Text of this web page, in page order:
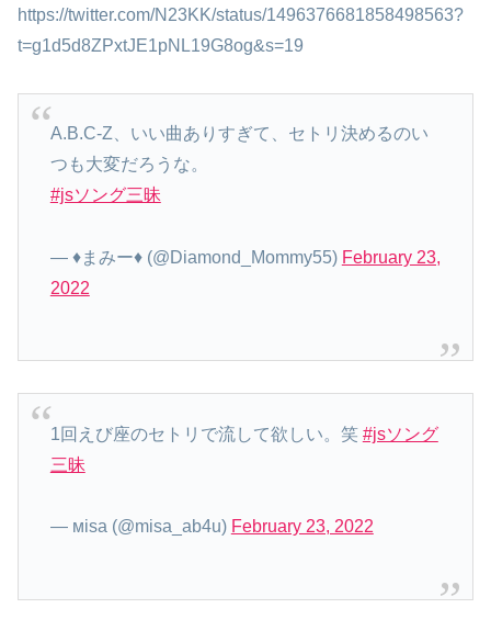
https://twitter.com/N23KK/status/1496376681858498563?
t=g1d5d8ZPxtJE1pNL19G8og&s=19
A.B.C-Z、いい曲ありすぎて、セトリ決めるのい
つも大変だろうな。
#jsソング三昧
— ♦️まみー♦️ (@Diamond_Mommy55) February 23,
2022
1回えび座のセトリで流して欲しい。笑 #jsソング
三昧
— мisa (@misa_ab4u) February 23, 2022